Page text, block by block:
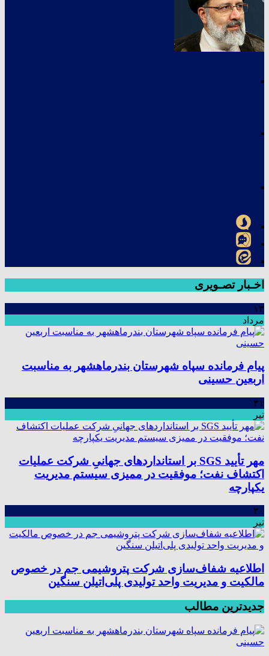
اخـبار تصـویری
۱۳
مرداد
پیام فرمانده سپاه شهرستان بندرماهشهر به مناسبت
اربعین حسینی
۳۱
تیر
مهر تأیید SGS بر استانداردهای جهانیِ شرکت عملیات
اکتشاف نفت؛ موفقیت در ممیزی سیستم مدیریت
یکپارچه
۳۰
تیر
اطلاعیه شفاف‌سازی شرکت پتروشیمی جم در خصوص
مالکیت و مدیریت واحد تولیدی پلی‌اتیلن سنگین
جدیدترین مطالب